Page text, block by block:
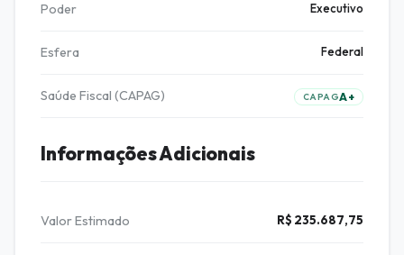
Poder Executivo
Esfera Federal
Saúde Fiscal (CAPAG) CAPAGA+
Informações Adicionais
Valor Estimado R$ 235.687,75